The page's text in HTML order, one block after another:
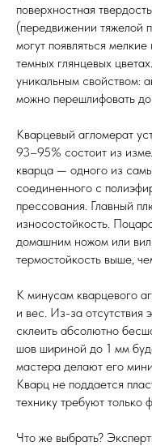
поверхностная
(передвижении тяжелой
могут появляться
темных глянцевых
уникальным свойством:
можно перешлифовать
Кварцевый агломерат
93–95% состоит из
кварца — одного из
соединенного с
прессования. Главный
износостойкость.
домашним ножом или
термостойкость выше,
К минусам кварцевого
и вес. Из-за отсутствия
склеить абсолютно
шов шириной до 1 мм
мастера делают его
Кварц не поддается
технику требуют
Что же выбрать?